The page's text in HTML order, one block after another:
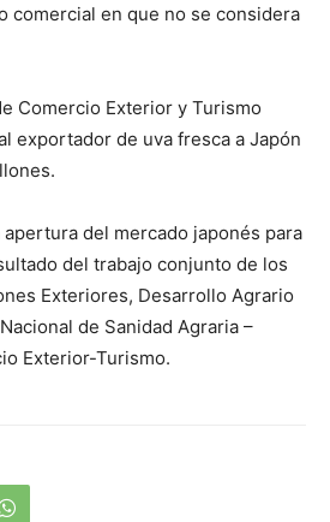
comercial en que no se considera
Comercio Exterior y Turismo
exportador de uva fresca a Japón
del mercado japonés para
del trabajo conjunto de los
Exteriores, Desarrollo Agrario
de Sanidad Agraria –
Exterior-Turismo.